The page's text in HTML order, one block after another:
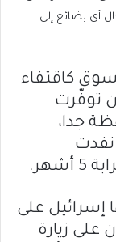
أي بضائع إلى
كاقتفاء
توفّرت
جدا،
نفدت
إسرائيل على
على زيارة